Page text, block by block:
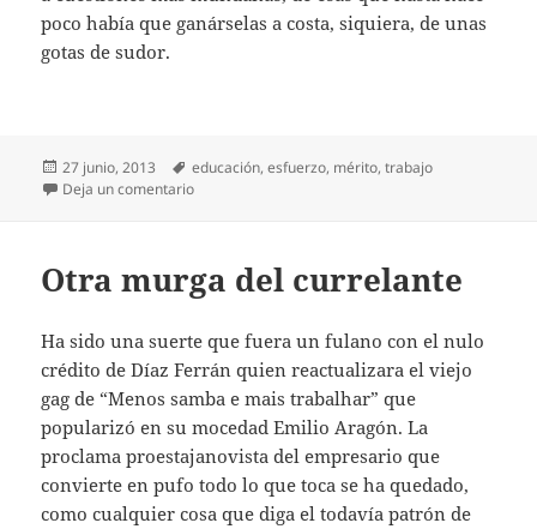
poco había que ganárselas a costa, siquiera, de unas
gotas de sudor.
Publicado
el
27 junio, 2013 Etiquetas
educación,esfuerzo, mérito,trabajo
Deja un comentarioen Elogio del esfuerzo
Otra murga del currelante
Ha sido una suerte que fuera un fulano con el nulo
crédito de Díaz Ferrán quien reactualizara el viejo
gag de “Menos samba e mais trabalhar” que
popularizó en su mocedad Emilio Aragón. La
proclama proestajanovista del empresario que
convierte en pufo todo lo que toca se ha quedado,
como cualquier cosa que diga el todavía patrón de